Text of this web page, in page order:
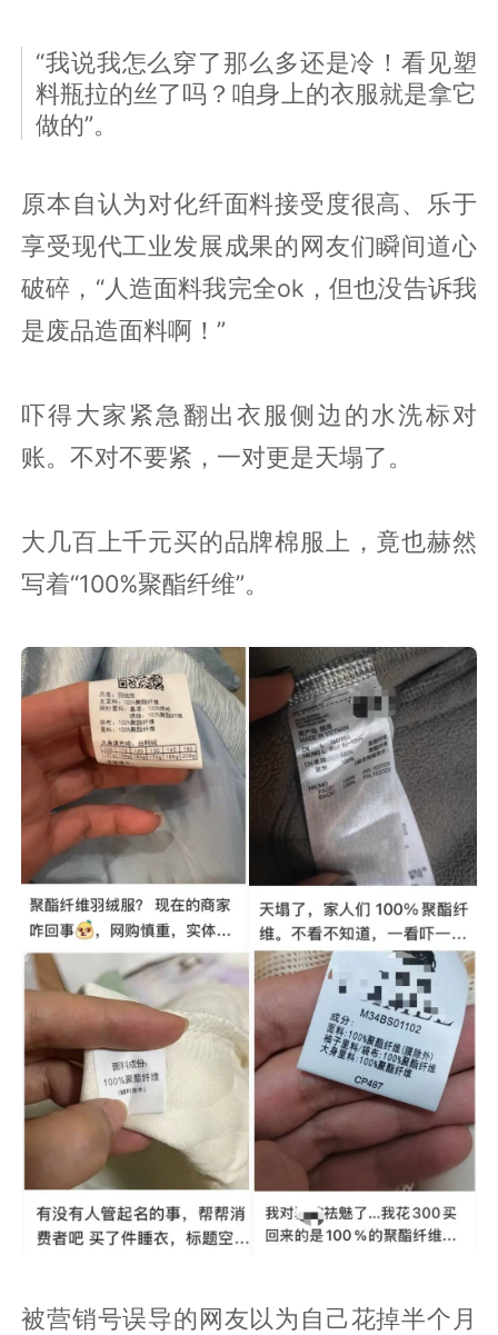
“我说我怎么穿了那么多还是冷！看见塑
料瓶拉的丝了吗？咱身上的衣服就是拿它
做的”。
原本自认为对化纤面料接受度很高、乐于
享受现代工业发展成果的网友们瞬间道心
破碎，“人造面料我完全ok，但也没告诉我
是废品造面料啊！”
吓得大家紧急翻出衣服侧边的水洗标对
账。不对不要紧，一对更是天塌了。
大几百上千元买的品牌棉服上，竟也赫然
写着“100%聚酯纤维”。
被营销号误导的网友以为自己花掉半个月